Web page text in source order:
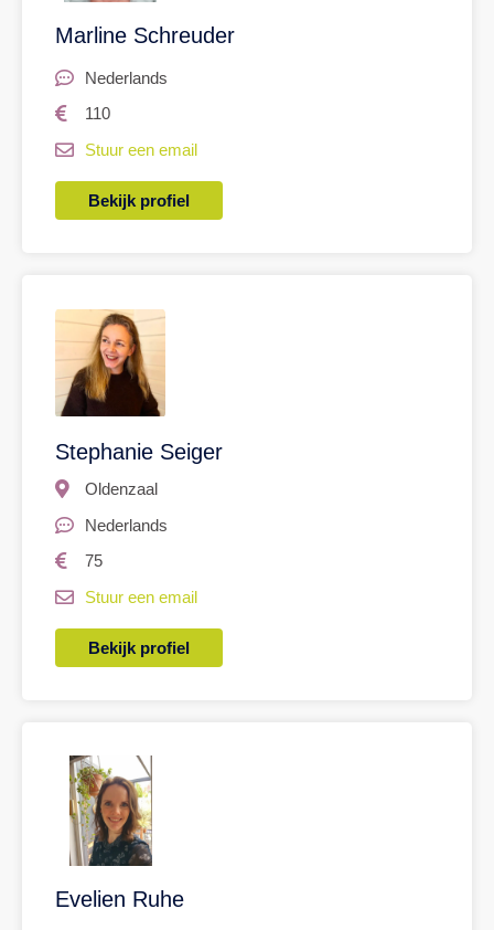
Marline Schreuder
Nederlands
110
Stuur een email
Bekijk profiel
Stephanie Seiger
Oldenzaal
Nederlands
75
Stuur een email
Bekijk profiel
Evelien Ruhe